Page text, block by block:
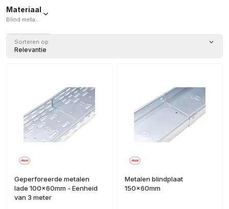
100 (1)
200 (1)
Materiaal
Blind metaal / Geperforeerd metaal
metaal (3)
Geperforeerd
Sorteren op
Relevantie
Geperforeerde metalen
lade 100x60mm - Eenheid
van 3 meter
Metalen blindplaat
150x60mm